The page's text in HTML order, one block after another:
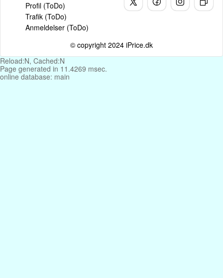
Profil (ToDo)
Trafik (ToDo)
Anmeldelser (ToDo)
© copyright 2024 iPrice.dk
Reload:N, Cached:N
Page generated in 11.4269 msec.
online database: main